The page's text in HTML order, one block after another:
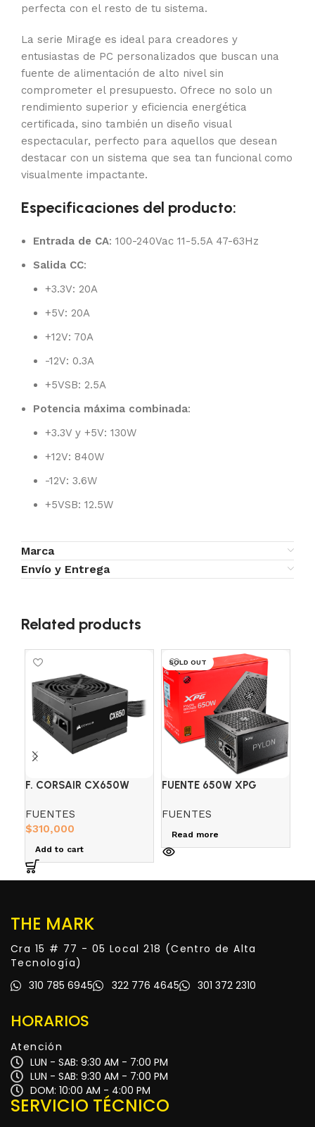
perfecta con el resto de tu sistema.
La serie Mirage es ideal para creadores y
entusiastas de PC personalizados que buscan una
fuente de alimentación de alto nivel sin
comprometer el presupuesto. Ofrece no solo un
rendimiento superior y eficiencia energética
certificada, sino también un diseño visual
espectacular, perfecto para aquellos que desean
destacar con un sistema que sea tan funcional como
visualmente impactante.
Especificaciones del producto:
Entrada de CA: 100-240Vac 11-5.5A 47-63Hz
Salida CC:
+3.3V: 20A
+5V: 20A
+12V: 70A
-12V: 0.3A
+5VSB: 2.5A
Potencia máxima combinada:
+3.3V y +5V: 130W
+12V: 840W
-12V: 3.6W
+5VSB: 12.5W
Marca
Envío y Entrega
Related products
F. CORSAIR CX650W
FUENTES
$310,000
Add to cart
SOLD OUT
FUENTE 650W XPG
FUENTES
Read more
THE MARK
Cra 15 # 77 - 05 Local 218 (Centro de Alta
Tecnología)
310 785 6945
322 776 4645 301 372 2310
HORARIOS
Atención
LUN - SAB: 9:30 AM - 7:00 PM
LUN - SAB: 9:30 AM - 7:00 PM
DOM: 10:00 AM - 4:00 PM
SERVICIO TÉCNICO